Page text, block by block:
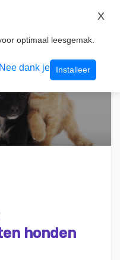
honden
optimaal leesgemak.
Nee dank je Installeer
X